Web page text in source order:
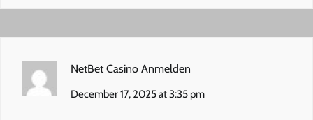
NetBet Casino Anmelden
December 17, 2025 at 3:35 pm